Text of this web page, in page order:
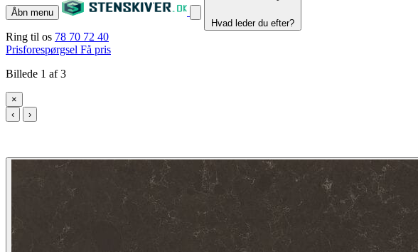
Åbn menu
Hvad leder du efter?
Ring til os 78 70 72 40
Prisforespørgsel Få pris
Billede 1 af 3
×
‹
›